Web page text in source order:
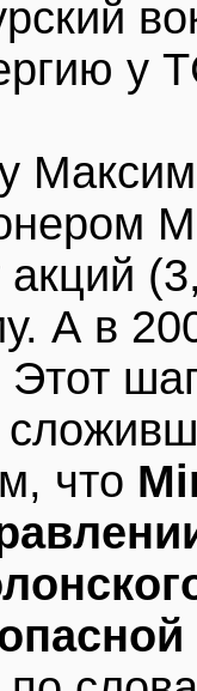
у
акций
А в
что